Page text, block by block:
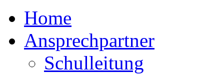
Home
Ansprechpartner
Schulleitung